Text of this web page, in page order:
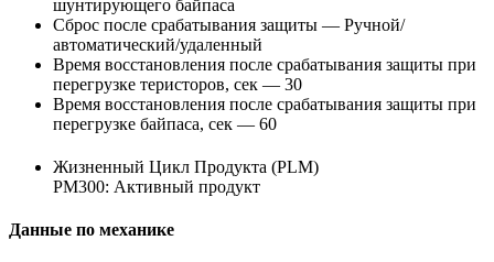
шунтирующего байпаса
Сброс после срабатывания защиты — Ручной/
автоматический/удаленный
Время восстановления после срабатывания защиты при
перегрузке теристоров, сек — 30
Время восстановления после срабатывания защиты при
перегрузке байпаса, сек — 60
Жизненный Цикл Продукта (PLM)
PM300: Активный продукт
Данные по механике